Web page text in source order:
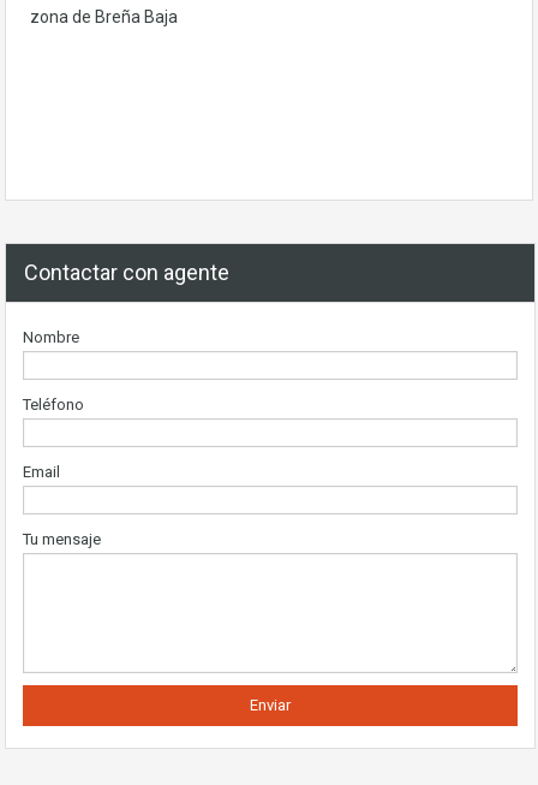
zona de Breña Baja
Contactar con agente
Nombre
Teléfono
Email
Tu mensaje